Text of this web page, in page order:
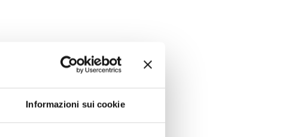
Informazioni sui cookie